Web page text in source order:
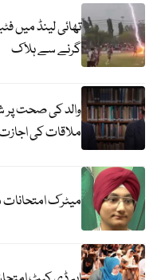
تھائی لینڈ میں
گرنے سے ہلاک
والد کی صحت پر
ملاقات کی
میٹرک